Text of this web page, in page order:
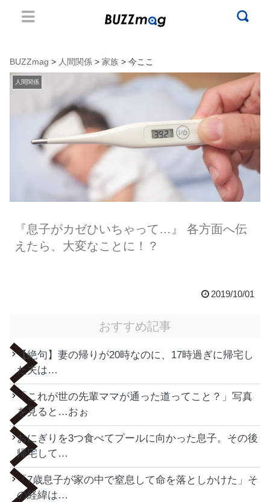
BUZZmag > 人間関係 > 家族 > 今ここ
人間関係
『息子がカゼひいちゃって…』 各方面へ伝
えたら、大変なことに！？
2019/10/01
おすすめ記事
【絶句】妻の帰りが20時なのに、17時過ぎに帰宅し
た夫は…
「これが世の先輩ママが通った道ってこと？」写真
を見ると…おぉ
おにぎりを3つ食べてプールに向かった息子。その後
帰宅して…
「7歳息子が家の中で窒息して命を落としかけた」そ
の経緯は…